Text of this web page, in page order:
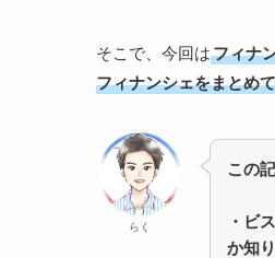
そこで、今回はフィナ
フィナンシェをまとめ
らく
この
・ビ
か知